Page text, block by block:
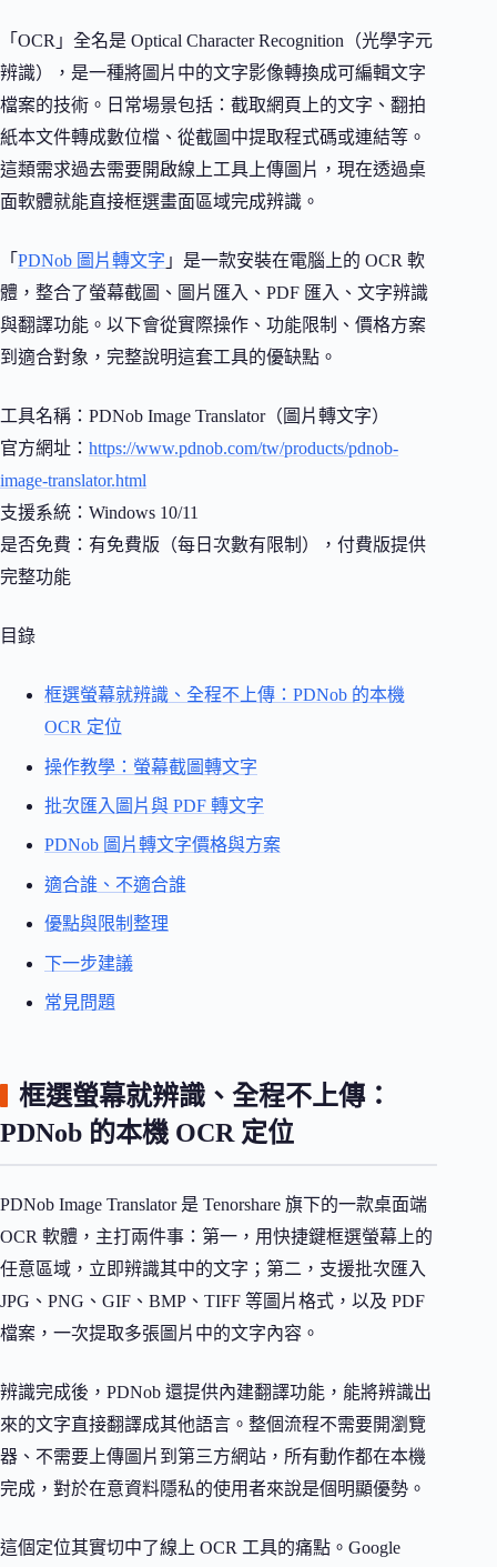
「OCR」全名是 Optical Character Recognition（光學字元
辨識），是一種將圖片中的文字影像轉換成可編輯文字
檔案的技術。日常場景包括：截取網頁上的文字、翻拍
紙本文件轉成數位檔、從截圖中提取程式碼或連結等。
這類需求過去需要開啟線上工具上傳圖片，現在透過桌
面軟體就能直接框選畫面區域完成辨識。
「 PDNob 圖片轉文字 」是一款安裝在電腦上的 OCR 軟
體，整合了螢幕截圖、圖片匯入、PDF 匯入、文字辨識
與翻譯功能。以下會從實際操作、功能限制、價格方案
到適合對象，完整說明這套工具的優缺點。
工具名稱：PDNob Image Translator（圖片轉文字）
官方網址： https://www.pdnob.com/tw/products/pdnob-
image-translator.html
支援系統：Windows 10/11
是否免費：有免費版（每日次數有限制），付費版提供
完整功能
目錄
框選螢幕就辨識、全程不上傳：PDNob 的本機
OCR 定位
操作教學：螢幕截圖轉文字
批次匯入圖片與 PDF 轉文字
PDNob 圖片轉文字價格與方案
適合誰、不適合誰
優點與限制整理
下一步建議
常見問題
框選螢幕就辨識、全程不上傳：
PDNob 的本機 OCR 定位
PDNob Image Translator 是 Tenorshare 旗下的一款桌面端
OCR 軟體，主打兩件事：第一，用快捷鍵框選螢幕上的
任意區域，立即辨識其中的文字；第二，支援批次匯入
JPG、PNG、GIF、BMP、TIFF 等圖片格式，以及 PDF
檔案，一次提取多張圖片中的文字內容。
辨識完成後，PDNob 還提供內建翻譯功能，能將辨識出
來的文字直接翻譯成其他語言。整個流程不需要開瀏覽
器、不需要上傳圖片到第三方網站，所有動作都在本機
完成，對於在意資料隱私的使用者來說是個明顯優勢。
這個定位其實切中了線上 OCR 工具的痛點。Google